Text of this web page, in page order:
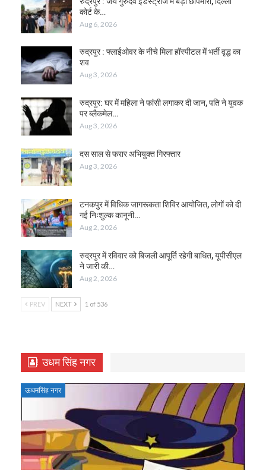
कोर्ट के…
Aug 6, 2026
रुद्रपुर : फ्लाईओवर के नीचे मिला हॉस्पीटल में भर्ती वृद्ध का
शव
Aug 3, 2026
रुद्रपुर: घर में महिला ने फांसी लगाकर दी जान, पति ने युवक
पर ब्लैकमेल…
Aug 3, 2026
दस साल से फरार अभियुक्त गिरफ्तार
Aug 3, 2026
टनकपुर में विधिक जागरूकता शिविर आयोजित, लोगों को दी
गई निःशुल्क कानूनी…
Aug 2, 2026
रुद्रपुर में रविवार को बिजली आपूर्ति रहेगी बाधित, यूपीसीएल
ने जारी की…
Aug 2, 2026
PREV NEXT 1 of 536
उधम सिंह नगर
ऊधमसिंह नगर